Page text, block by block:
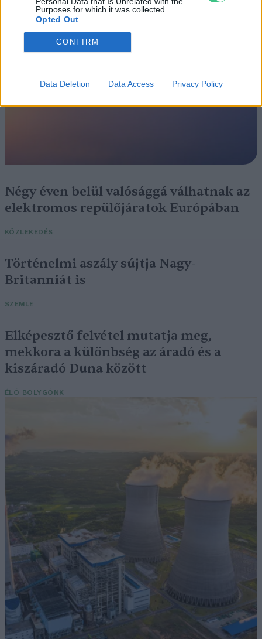
Purposes for which it was collected.
Opted Out
CONFIRM
Data Deletion Data Access Privacy Policy
SZEMLE
Négy éven belül valósággá válhatnak az
elektromos repülőjáratok Európában
KÖZLEKEDÉS
Történelmi aszály sújtja Nagy-
Britanniát is
SZEMLE
Elképesztő felvétel mutatja meg,
mekkora a különbség az áradó és a
kiszáradó Duna között
ÉLŐ BOLYGÓNK